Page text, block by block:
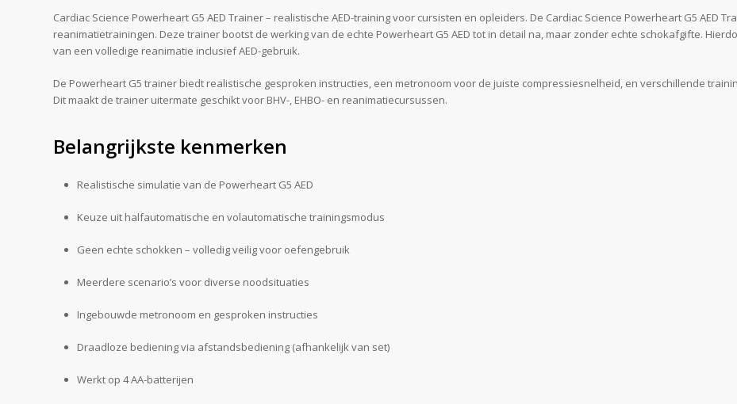
Cardiac Science Powerheart G5 AED Trainer – realistische AED-training voor cursisten en opleiders. De Cardiac Science Powerheart G5 AED
reanimatietrainingen. Deze trainer bootst de werking van de echte Powerheart G5 AED tot in detail na, maar zonder echte schokafgifte.
van een volledige reanimatie inclusief AED-gebruik.
De Powerheart G5 trainer biedt realistische gesproken instructies, een metronoom voor de juiste compressiesnelheid, en verschillende
Dit maakt de trainer uitermate geschikt voor BHV-, EHBO- en reanimatiecursussen.
Belangrijkste kenmerken
Realistische simulatie van de Powerheart G5 AED
Keuze uit halfautomatische en volautomatische trainingsmodus
Geen echte schokken – volledig veilig voor oefengebruik
Meerdere scenario’s voor diverse noodsituaties
Ingebouwde metronoom en gesproken instructies
Draadloze bediening via afstandsbediening (afhankelijk van set)
Werkt op 4 AA-batterijen